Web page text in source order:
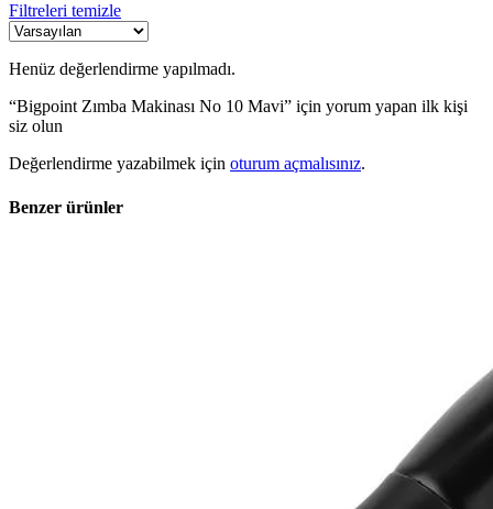
Filtreleri temizle
Henüz değerlendirme yapılmadı.
“Bigpoint Zımba Makinası No 10 Mavi” için yorum yapan ilk kişi
siz olun
Değerlendirme yazabilmek için oturum açmalısınız.
Benzer ürünler